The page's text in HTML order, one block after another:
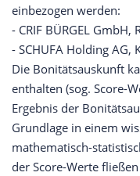
einbezogen werden:
- CRIF BÜRGEL
- SCHUFA Holding
Die Bonitätsauskunft
enthalten (sog. Score-
Ergebnis der
Grundlage in einem
mathematisch-
der Score-Werte